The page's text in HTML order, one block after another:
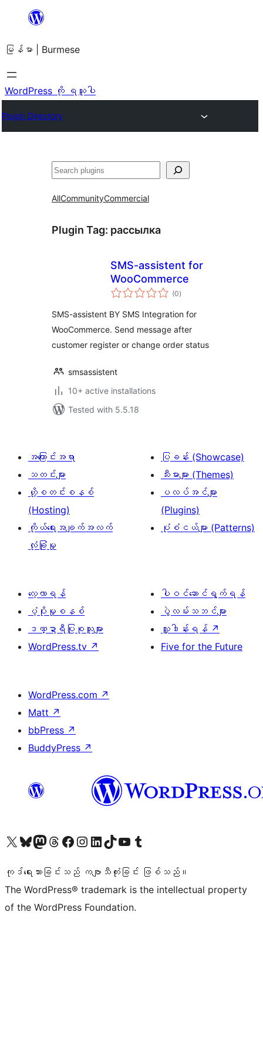
အကြောင်းအရာ
ကျော်သွား
ရန်
မြန်မာ | Burmese
WordPress ကို ရယူပါ
Plugin Directory
ရှာ
AllCommunityCommercial
Plugin Tag: рассылка
SMS-assistent for
WooCommerce
(0total
ratings
)
SMS-assistent BY SMS Integration for
WooCommerce. Send message after
customer register or change order status
smsassistent
10+ active installations
Tested with 5.5.18
အကြောင်းအရာ
သတင်းများ
ဟို့စတင်းစနစ်
(Hosting)
ကိုယ်ရေးအချက်အလက်
လုံခြုံမှု
ပြခန်း (Showcase)
သီးမားများ (Themes)
ပလပ်အင်များ
(Plugins)
ပုံစံငယ်များ (Patterns)
လေ့လာရန်
ပံ့ပိုးမှုစနစ်
ဒဏ္ဍာရီပြုစုသူများ
WordPress.tv ↗
ပါဝင်ဆောင်ရွက်ရန်
ပွဲလမ်းသဘင်များ
လှူဒါန်းရန် ↗
Five for the Future
WordPress.com ↗
Matt ↗
bbPress ↗
BuddyPress ↗
ကျွန်ုပ်တို့၏ X (ယခင် Twitter) အကောင့်သို့ သွားရောက်ကြည့်ရှုပါကျွန်ုပ်တို့၏ Bluesky အကောင့်သို့ ဝင်ရောက်ကြည့်ရှုရန်
ကျွန်ုပ်တို့၏ Mastodon အကောင့်သို့ သွားရောက်ကြည့်ရှုပါကျွန်ုပ်တို့၏ Threads အကောင့်သို့ ဝင်ရောက်ကြည့်ရှုရန်
ကျွန်ုပ်တို့၏ Facebook စာမျက်နှာသို့ သွားရောက်ကြည့်ရှုပါကျွန်ုပ်တို့၏ Instagram အကောင့်သို့ သွားရောက်ကြည့်ရှုပါ ကျွန်ုပ်တို့၏ LinkedIn အကောင့်သို့ သွားရောက်ကြည့်ရှုပါကျွန်ုပ်တို့၏ TikTok အကောင့်သို့ ဝင်ရောက်ကြည့်ရှုရန်
ကျွန်ုပ်တို့၏ YouTube ချန်နယ်သို့ သွားရောက်ကြည့်ရှုပါ ကျွန်ုပ်တို့၏ Tumblr အကောင့်သို့ ဝင်ရောက်ကြည့်ရှုရန်
ကုဒ်ရေးသားခြင်းသည် ကဗျာသီကုံးခြင်း ဖြစ်သည်။
The WordPress® trademark is the intellectual property
of the WordPress Foundation.